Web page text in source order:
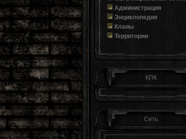
Администрация
Энциклопедия
Кланы
Территории
КПК
Сеть